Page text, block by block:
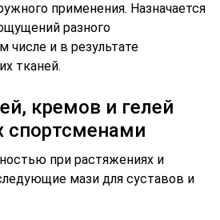
применения. Назначается
разного
числе и в результате
тканей.
кремов и гелей
при растяжениях и
мази для суставов и